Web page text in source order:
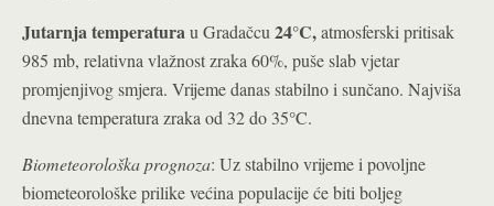
Jutarnja temperaturau Gradačcu 24°C,atmosferski pritisak
985 mb, relativna vlažnost zraka 60%, puše slab vjetar
promjenjivog smjera. Vrijeme danas stabilno i sunčano. Najviša
dnevna temperatura zraka od 32 do 35°C.
Biometeorološka prognoza: Uz stabilno vrijeme i povoljne
biometeorološke prilike većina populacije će biti boljeg